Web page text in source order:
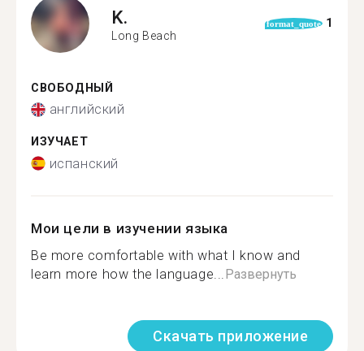
K.
Long Beach
format_quote 1
СВОБОДНЫЙ
английский
ИЗУЧАЕТ
испанский
Мои цели в изучении языка
Be more comfortable with what I know and
learn more how the language... Развернуть
Скачать приложение